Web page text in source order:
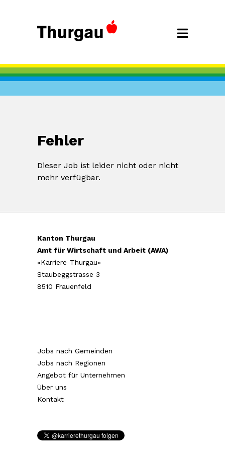
Fehler
Dieser Job ist leider nicht oder nicht
mehr verfügbar.
Kanton Thurgau
Amt für Wirtschaft und Arbeit (AWA)
«Karriere-Thurgau»
Staubeggstrasse 3
8510 Frauenfeld
Jobs nach Gemeinden
Jobs nach Regionen
Angebot für Unternehmen
Über uns
Kontakt